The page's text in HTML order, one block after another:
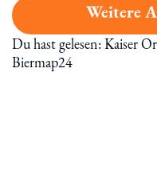
Weitere
Du hast gelesen: Kaiser
Biermap24